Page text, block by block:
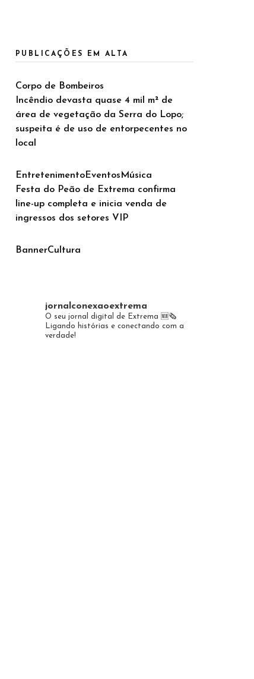
PUBLICAÇÕES EM ALTA
Corpo de Bombeiros
Incêndio devasta quase 4 mil m² de
área de vegetação da Serra do Lopo;
suspeita é de uso de entorpecentes no
local
EntretenimentoEventos Música
Festa do Peão de Extrema confirma
line-up completa e inicia venda de
ingressos dos setores VIP
BannerCultura
jornalconexaoextrema
O seu jornal digital de Extrema 🆕️🗞
Ligando histórias e conectando com a
verdade!